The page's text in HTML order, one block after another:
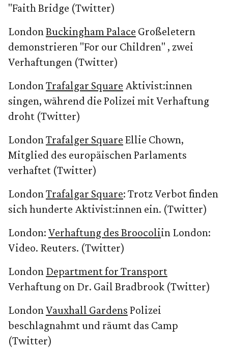
"Faith Bridge (Twitter)
LondonBuckingham Palace Großeletern
demonstrieren "For our Children" , zwei
Verhaftungen (Twitter)
LondonTrafalgar Square Aktivist:innen
singen, während die Polizei mit Verhaftung
droht (Twitter)
LondonTrafalger Square Ellie Chown,
Mitglied des europäischen Parlaments
verhaftet (Twitter)
LondonTrafalgar Square: Trotz Verbot finden
sich hunderte Aktivist:innen ein. (Twitter)
London: Verhaftung des Broocoliin London:
Video. Reuters. (Twitter)
London Department for Transport
Verhaftung on Dr. Gail Bradbrook (Twitter)
LondonVauxhall Gardens Polizei
beschlagnahmt und räumt das Camp
(Twitter)